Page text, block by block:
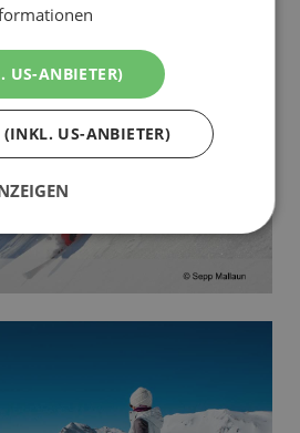
US-ANBIETER)
(INKL. US-ANBIETER)